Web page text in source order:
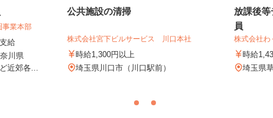
業本部
給
川県
近郊各...
公共施設の清掃
株式会社宮下ビルサービス 川口本社
時給1,300円以上
埼玉県川口市（川口駅前）
放課後等
員
株式会社わ
時給
埼玉県